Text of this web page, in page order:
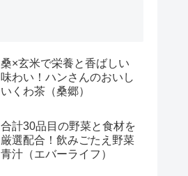
桑×玄米で栄養と香ばしい
味わい！ハンさんのおいし
いくわ茶（桑郷）
合計30品目の野菜と食材を
厳選配合！飲みごたえ野菜
青汁（エバーライフ）